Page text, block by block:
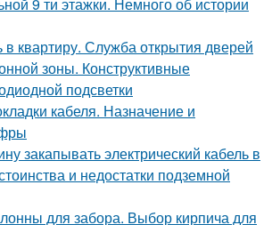
в квартиру. Служба открытия дверей
зоны. Конструктивные
подсветки
кабеля. Назначение и
закапывать электрический кабель в
и недостатки подземной
для забора. Выбор кирпича для